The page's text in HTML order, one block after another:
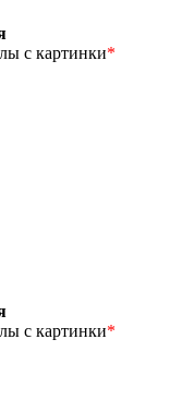
с картинки*
с картинки*